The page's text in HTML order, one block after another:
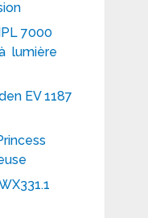
7000
lumière
EV 1187